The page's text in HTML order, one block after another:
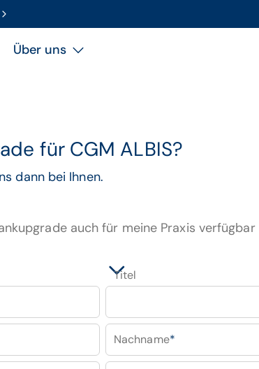
Über uns
für CGM ALBIS?
dann bei Ihnen.
auch für meine Praxis verfügbar
Titel
Nachname*